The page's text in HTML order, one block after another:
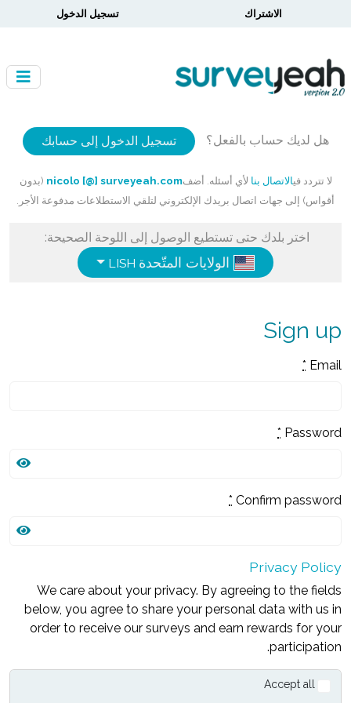
الاشتراك تسجيل الدخول
هل لديك حساب بالفعل؟ تسجيل الدخول إلى حسابك
لا تتردد فيالاتصال بنا لأي أسئله. أضفnicolo [@] surveyeah.com (بدون
أقواس) إلى جهات اتصال بريدك الإلكتروني لتلقي الاستطلاعات مدفوعة الأجر.
اختر بلدك حتى تستطيع الوصول إلى اللوحة الصحيحة:
الولايات المتّحدة
Sign up
Email
*
Password
*
Confirm password
*
Privacy Policy
We care about your privacy. By agreeing to the fields
below, you agree to share your personal data with us in
order to receive our surveys and earn rewards for your
participation.
Accept all